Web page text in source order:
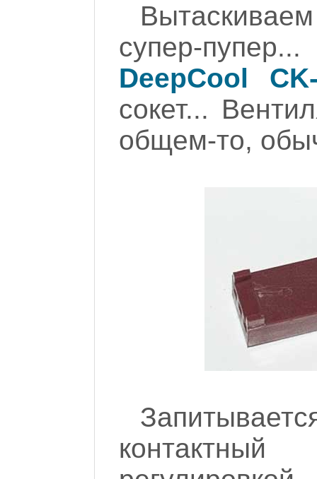
супер-
DeepCool
сокет...
общем-то,